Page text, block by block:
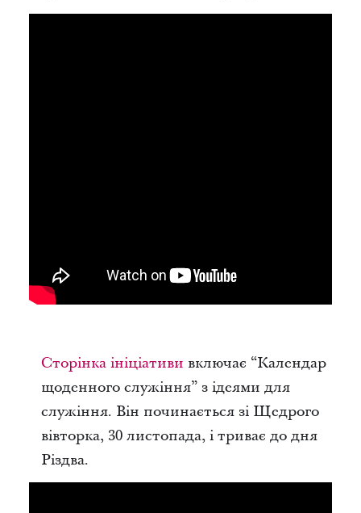
Сторінка ініціативи включає “Календар
щоденного служіння” з ідеями для
служіння. Він починається зі Щедрого
вівторка, 30 листопада, і триває до дня
Різдва.